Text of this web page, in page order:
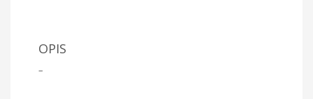
OPIS
–